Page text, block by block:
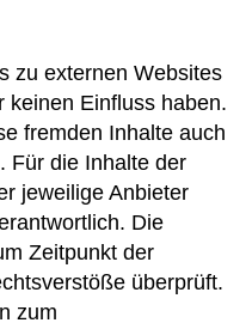
zu externen Websites
keinen Einfluss haben.
fremden Inhalte auch
Für die Inhalte der
jeweilige Anbieter
Die
Zeitpunkt der
überprüft.
zum